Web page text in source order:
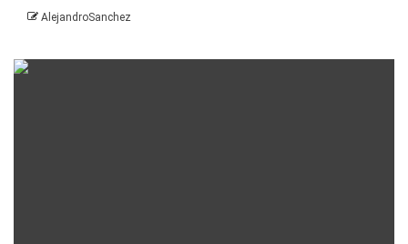
AlejandroSanchez